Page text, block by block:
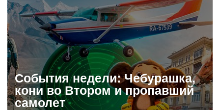
События недели: Чебурашка,
кони во Втором и пропавший
самолет